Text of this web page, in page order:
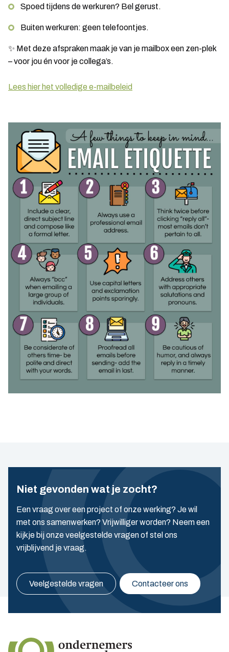
Spoed tijdens de werkuren? Bel gerust.
Buiten werkuren: geen telefoontjes.
✨ Met deze afspraken maak je van je mailbox een zen-plek
– voor jou én voor je collega’s.
Lees hier het volledige e-mailbeleid
Niet gevonden wat je zocht?
Een vraag over een project of onze werking? Je wil
met ons samenwerken? Vrijwilliger worden? Neem een
kijkje bij onze veelgestelde vragen of stel ons
vrijblijvend je vraag.
Veelgestelde vragen Contacteer ons